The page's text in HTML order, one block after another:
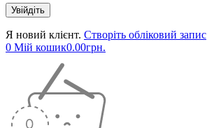
Я новий клієнт. Створіть обліковий запис
0 Мій кошик0.00грн.